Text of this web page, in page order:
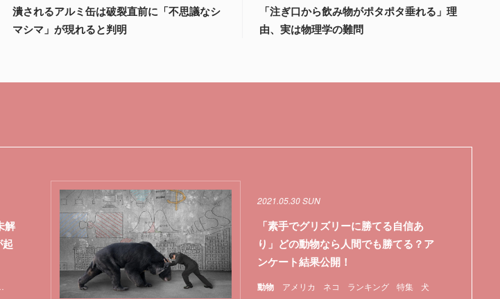
潰されるアルミ缶は破裂直前に「不思議なシ
マシマ」が現れると判明
「注ぎ口から飲み物がポタポタ垂れる」理
由、実は物理学の難問
未解決問題 特集 突然変異 遺伝子
解
動物 アメリカ ネコ ランキング 特集 犬
2021.05.30 SUN
「素手でグリズリーに勝てる自信あ
り」どの動物なら人間でも勝てる？ア
ンケート結果公開！